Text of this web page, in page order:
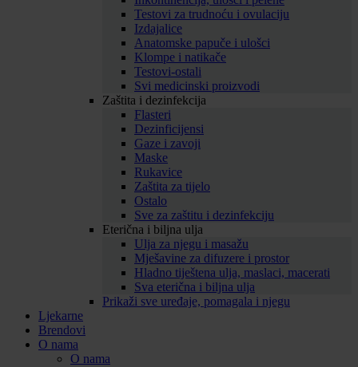
Testovi za trudnoću i ovulaciju
Izdajalice
Anatomske papuče i ulošci
Klompe i natikače
Testovi-ostali
Svi medicinski proizvodi
Zaštita i dezinfekcija
Flasteri
Dezinficijensi
Gaze i zavoji
Maske
Rukavice
Zaštita za tijelo
Ostalo
Sve za zaštitu i dezinfekciju
Eterična i biljna ulja
Ulja za njegu i masažu
Mješavine za difuzere i prostor
Hladno tiještena ulja, maslaci, macerati
Sva eterična i biljna ulja
Prikaži sve uređaje, pomagala i njegu
Ljekarne
Brendovi
O nama
O nama